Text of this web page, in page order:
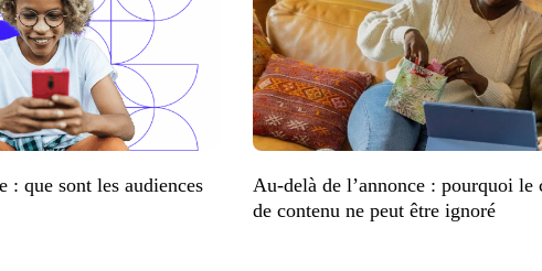
: que sont les audiences
Au-delà de l’annonce : pourquoi le
de contenu ne peut être ignoré